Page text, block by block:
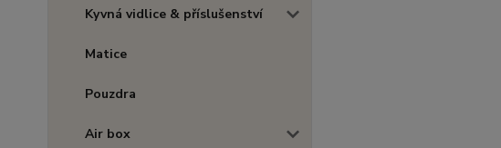
Kyvná vidlice & příslušenství
Matice
Pouzdra
Air box